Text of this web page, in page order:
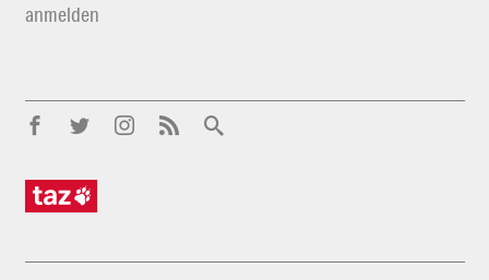
anmelden